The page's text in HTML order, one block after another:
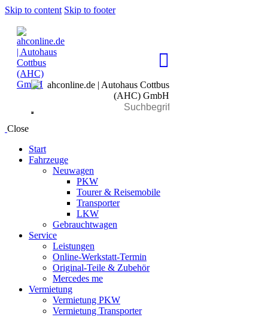
Skip to content Skip to footer
Close
Start
Fahrzeuge
Neuwagen
PKW
Tourer & Reisemobile
Transporter
LKW
Gebrauchtwagen
Service
Leistungen
Online-Werkstatt-Termin
Original-Teile & Zubehör
Mercedes me
Vermietung
Vermietung PKW
Vermietung Transporter